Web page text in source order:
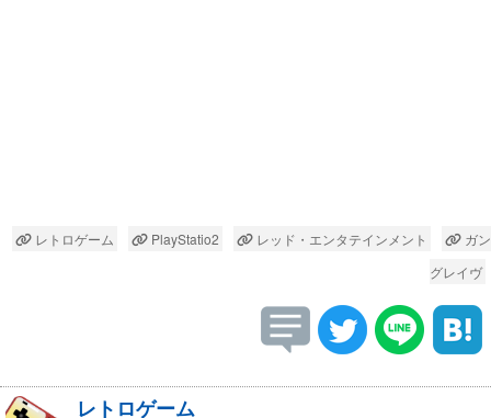
レトロゲーム PlayStatio2 レッド・エンタテインメント
ガン
グレイヴ
レトロゲーム